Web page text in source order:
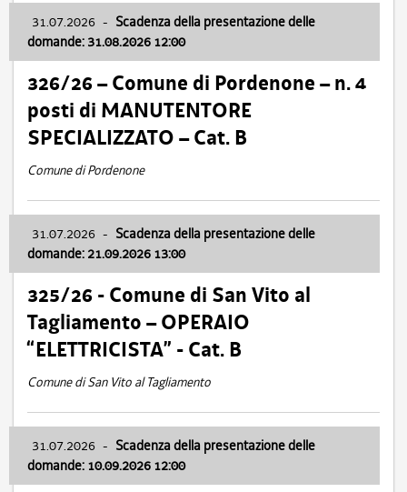
31.07.2026 - Scadenza della presentazione delle
domande: 31.08.2026 12:00
326/26 – Comune di Pordenone – n. 4
posti di MANUTENTORE
SPECIALIZZATO – Cat. B
Comune di Pordenone
31.07.2026 - Scadenza della presentazione delle
domande: 21.09.2026 13:00
325/26 - Comune di San Vito al
Tagliamento – OPERAIO
“ELETTRICISTA” - Cat. B
Comune di San Vito al Tagliamento
31.07.2026 - Scadenza della presentazione delle
domande: 10.09.2026 12:00